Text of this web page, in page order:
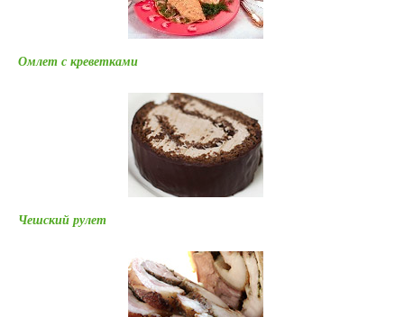
Омлет с креветками
Чешский рулет